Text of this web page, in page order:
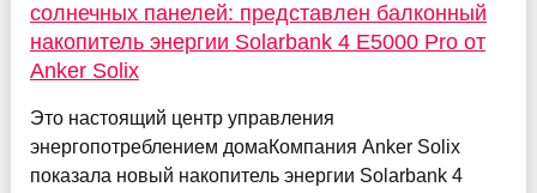
солнечных панелей: представлен балконный
накопитель энергии Solarbank 4 E5000 Pro от
Anker Solix
Это настоящий центр управления
энергопотреблением домаКомпания Anker Solix
показала новый накопитель энергии Solarbank 4